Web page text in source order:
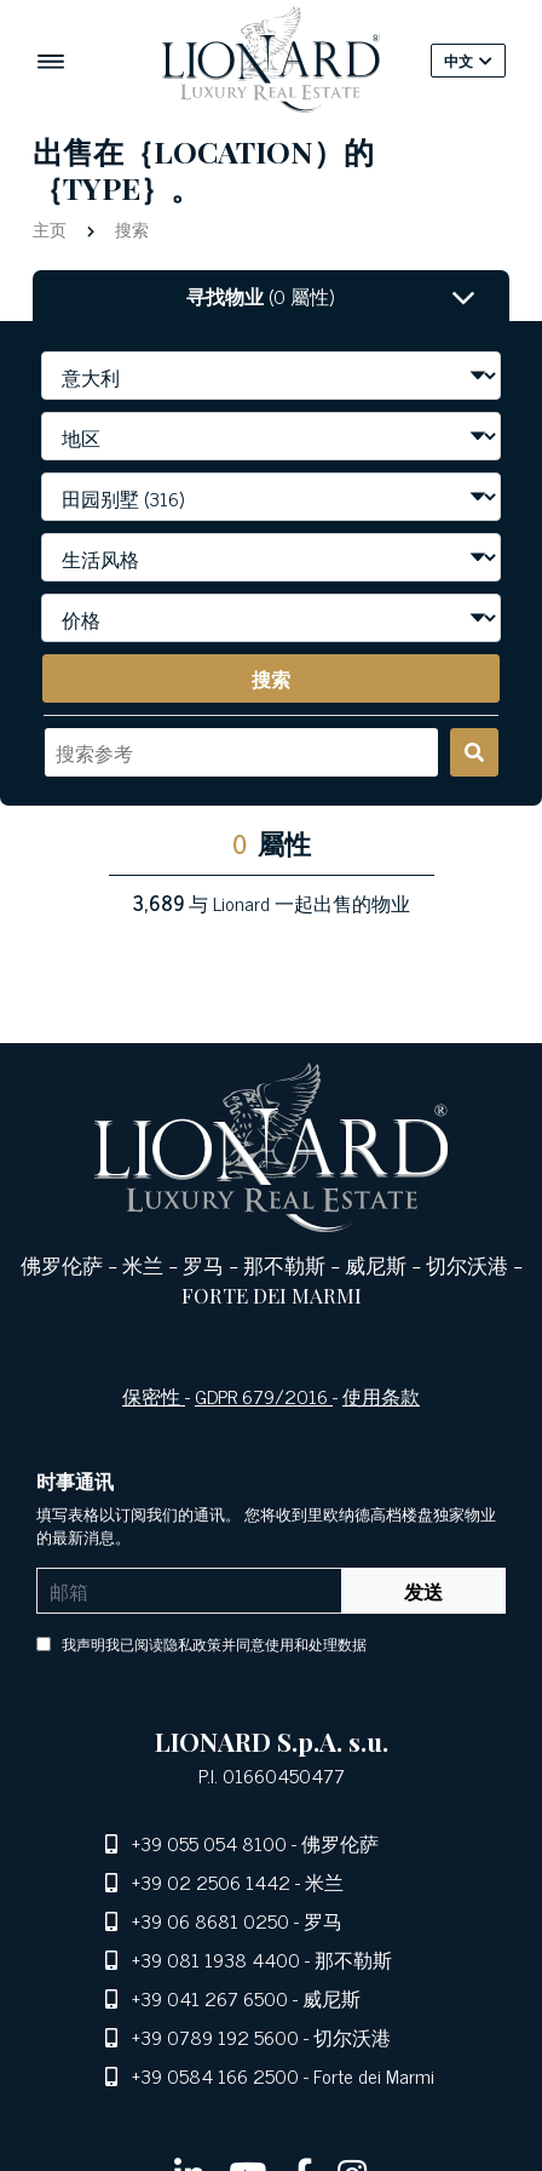
中文
出售在｛LOCATION）的
｛TYPE｝。
主页 搜索
寻找物业(0 屬性)
搜索
0 屬性
3,689与 Lionard 一起出售的物业
佛罗伦萨-米兰 - 罗马 -那不勒斯- 威尼斯-切尔沃港 -
FORTE DEI MARMI
保密性-GDPR 679/2016-使用条款
时事通讯
填写表格以订阅我们的通讯。 您将收到里欧纳德高档楼盘独家物业
的最新消息。
发送
我声明我已阅读隐私政策并同意使用和处理数据
LIONARD S.p.A. s.u.
P.I. 01660450477
+39 055 054 8100- 佛罗伦萨
+39 02 2506 1442- 米兰
+39 06 8681 0250- 罗马
+39 081 1938 4400- 那不勒斯
+39 041 267 6500- 威尼斯
+39 0789 192 5600- 切尔沃港
+39 0584 166 2500- Forte dei Marmi